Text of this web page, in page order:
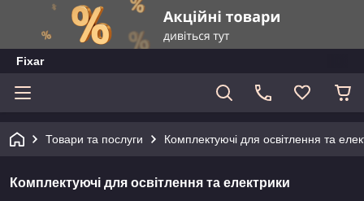
Fixar
Товари та послуги Комплектуючі для освітлення та
Комплектуючі для освітлення та електрики